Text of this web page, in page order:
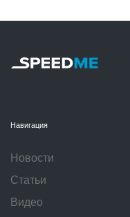
Навигация
Новости
Статьи
Видео